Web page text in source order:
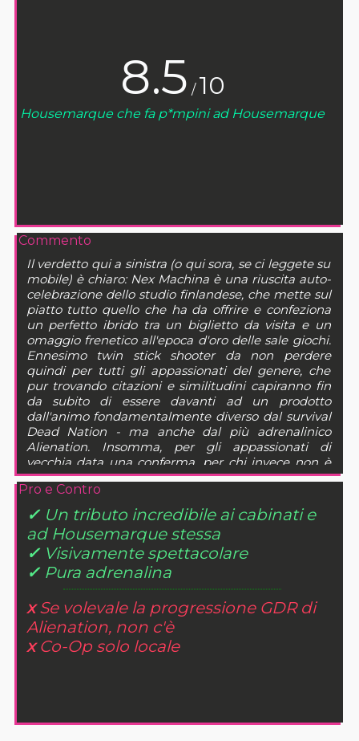
8.5 / 10
Housemarque che fa p*mpini ad Housemarque
Commento
Il verdetto qui a sinistra (o qui sora, se ci leggete su
mobile) è chiaro: Nex Machina è una riuscita auto-
celebrazione dello studio finlandese, che mette sul
piatto tutto quello che ha da offrire e confeziona
un perfetto ibrido tra un biglietto da visita e un
omaggio frenetico all'epoca d'oro delle sale giochi.
Ennesimo twin stick shooter da non perdere
quindi per tutti gli appassionati del genere, che
pur trovando citazioni e similitudini capiranno fin
da subito di essere davanti ad un prodotto
dall'animo fondamentalmente diverso dal survival
Dead Nation - ma anche dal più adrenalinico
Alienation. Insomma, per gli appassionati di
vecchia data una conferma, per chi invece non è
mai salito a bordo della nave di Housemarque
l'occasione è davvero una delle migliori possibili
(specie perché fino al day one c'è uno sconto del
20% sul prezzo di listino, 19.99€). Buon Cablepunk
a tutti.
Pro e Contro
✓ Un tributo incredibile ai cabinati e
ad Housemarque stessa
✓ Visivamente spettacolare
✓ Pura adrenalina
xSe volevale la progressione GDR di
Alienation, non c'è
xCo-Op solo locale